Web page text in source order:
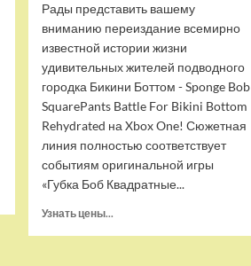
Рады представить вашему
вниманию переиздание всемирно
известной истории жизни
удивительных жителей подводного
городка Бикини Боттом - Sponge Bob
SquarePants Battle For Bikini Bottom
Rehydrated на Xbox One! Сюжетная
линия полностью соответствует
событиям оригинальной игры
«Губка Боб Квадратные...
Узнать цены...